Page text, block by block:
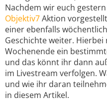
Nachdem wir euch
Objektiv7Aktion
einer ebenfalls
Geschichte weiter.
Wochenende ein
und das könnt ihr dann
im Livestream verfolgen.
und wie ihr daran
in diesem Artikel.